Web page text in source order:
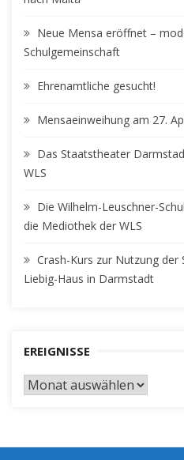
Neue Mensa eröffnet –
Schulgemeinschaft
Ehrenamtliche gesucht!
Mensaeinweihung am 27.
Das Staatstheater
WLS
Die Wilhelm-Leuschner-
die Mediothek der WLS
Crash-Kurs zur Nutzung der
Liebig-Haus in Darmstadt
EREIGNISSE
EREIGNISSE